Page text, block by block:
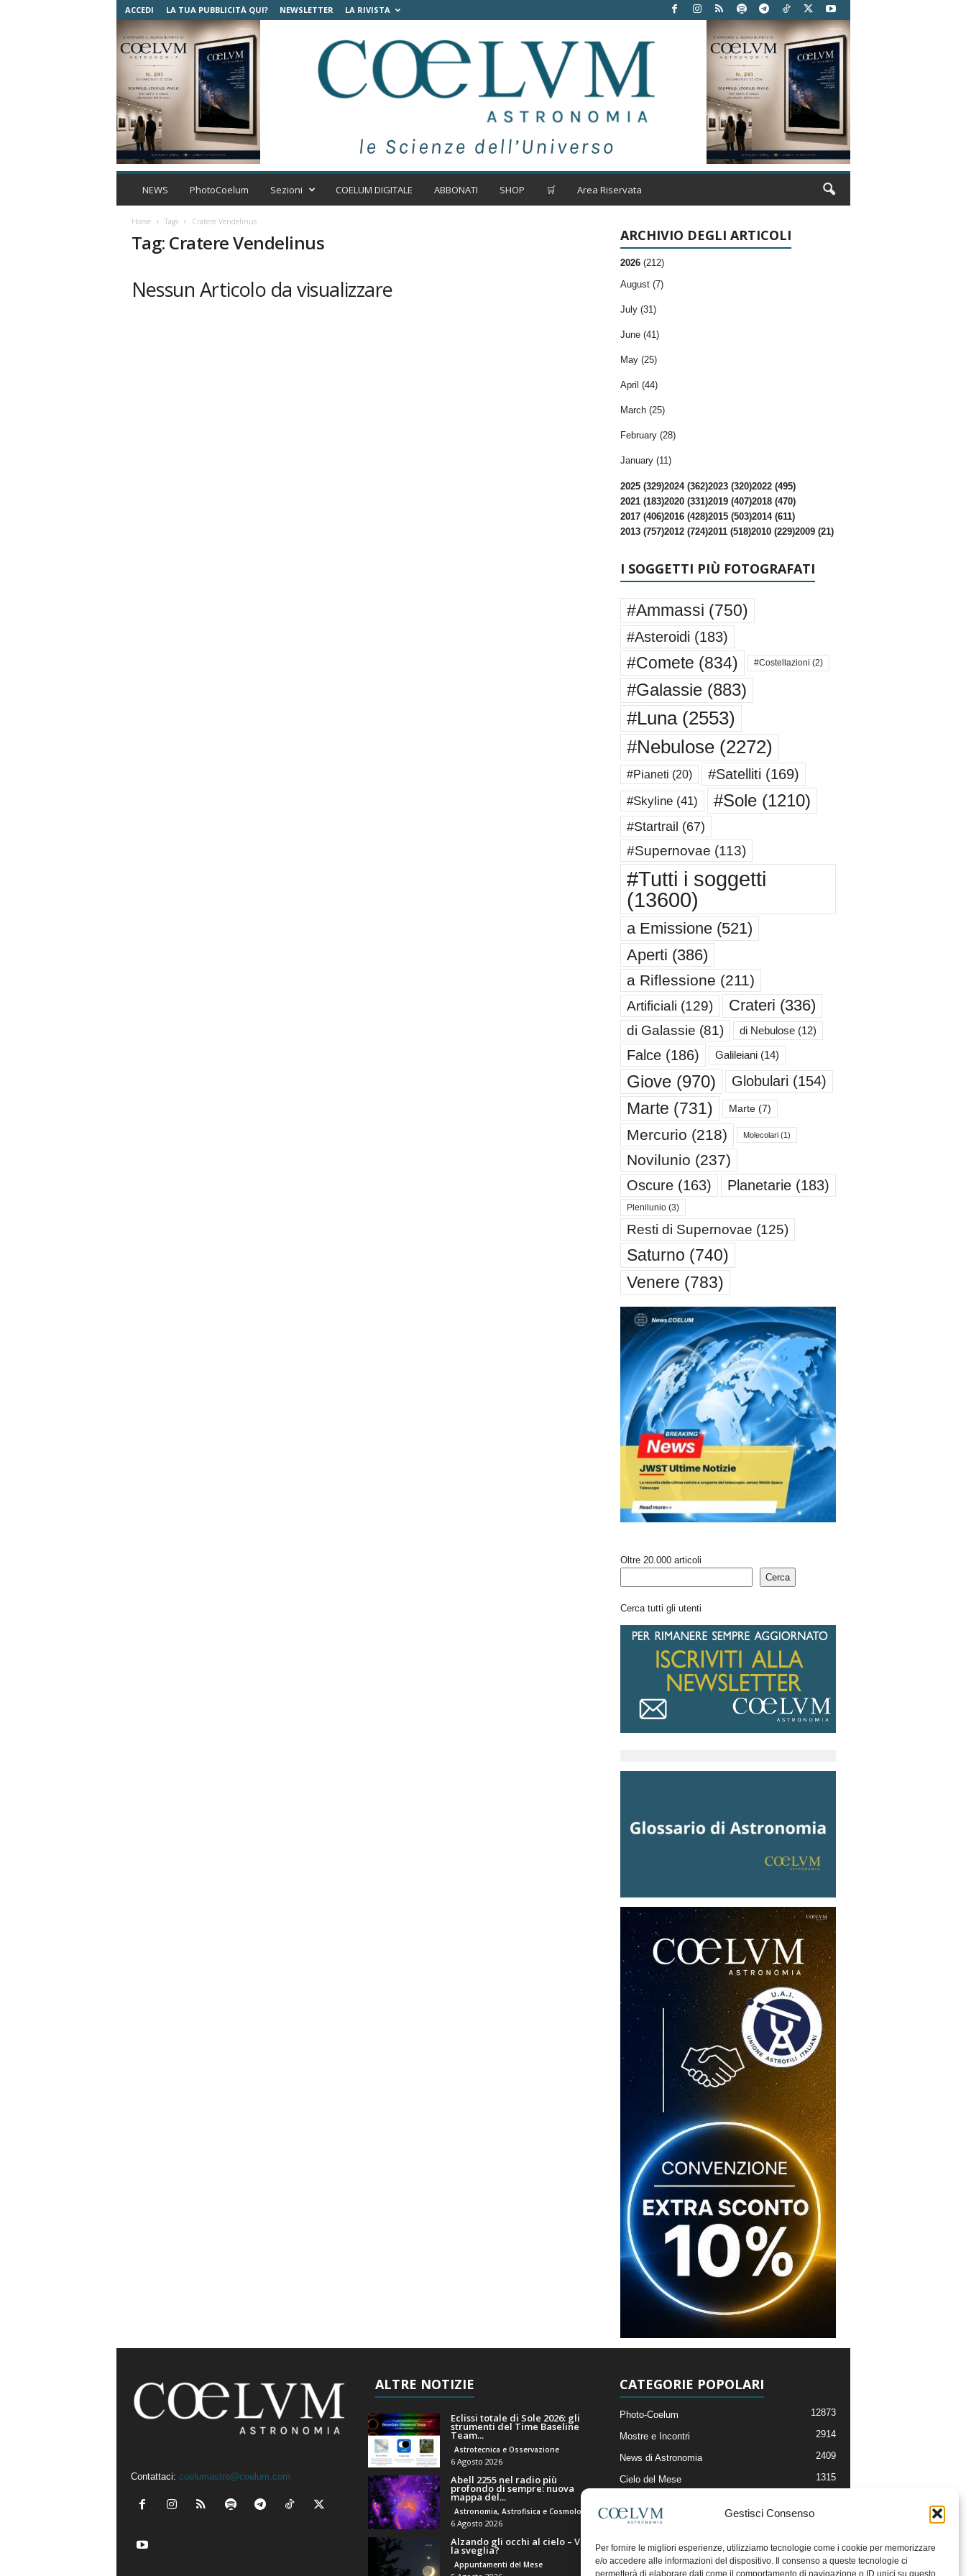
Gestisci Consenso
Per fornire le migliori esperienze, utilizziamo tecnologie come i cookie per memorizzare
e/o accedere alle informazioni del dispositivo. Il consenso a queste tecnologie ci
permetterà di elaborare dati come il comportamento di navigazione o ID unici su questo
ACCEDI LA TUA PUBBLICITÀ QUI? NEWSLETTER LA RIVISTA
C
m
t
NEWS PhotoCoelum Sezioni COELUM DIGITALE ABBONATI SHOP 🛒 Area Riservata
Home Tags Cratere Vendelinus
Tag: Cratere Vendelinus
Nessun Articolo da visualizzare
ARCHIVIO DEGLI ARTICOLI
2026 (212)
August (7)
July (31)
June (41)
May (25)
April (44)
March (25)
February (28)
January (11)
2025 (329)2024 (362)2023 (320)2022 (495)
2021 (183)2020 (331)2019 (407)2018 (470)
2017 (406)2016 (428)2015 (503)2014 (611)
2013 (757)2012 (724)2011 (518)2010 (229)2009 (21)
I SOGGETTI PIÙ FOTOGRAFATI
#Ammassi (750)
#Asteroidi (183)
#Comete (834) #Costellazioni (2)
#Galassie(883)
#Luna(2553)
#Nebulose(2272)
#Pianeti (20) #Satelliti (169)
#Skyline(41) #Sole(1210)
#Startrail (67)
#Supernovae (113)
#Tutti i soggetti
(13600)
a Emissione(521)
Aperti (386)
a Riflessione (211)
Artificiali (129) Crateri (336)
di Galassie (81) di Nebulose(12)
Falce(186) Galileiani(14)
Giove(970) Globulari (154)
Marte (731) Marte(7)
Mercurio (218) Molecolari(1)
Novilunio (237)
Oscure(163) Planetarie(183)
Plenilunio(3)
Resti di Supernovae (125)
Saturno (740)
Venere (783)
Oltre 20.000 articoli
Cerca
Cerca tutti gli utenti
Contattaci: coelumastro@coelum.com
ALTRE NOTIZIE
Eclissi totale di Sole 2026: gli
strumenti del Time Baseline
Team...
Astrotecnica e Osservazione
6 Agosto 2026
Abell 2255 nel radio più
profondo di sempre: nuova
mappa del...
Astronomia, Astrofisica e Cosmologia
6 Agosto 2026
Alzando gli occhi al cielo – Vale
la sveglia?
Appuntamenti del Mese
CATEGORIE POPOLARI
Photo-Coelum 12873
Mostre e Incontri 2914
News di Astronomia 2409
Cielo del Mese 1315
Articoli e Risorse On-Line
Il Blog della Redazione